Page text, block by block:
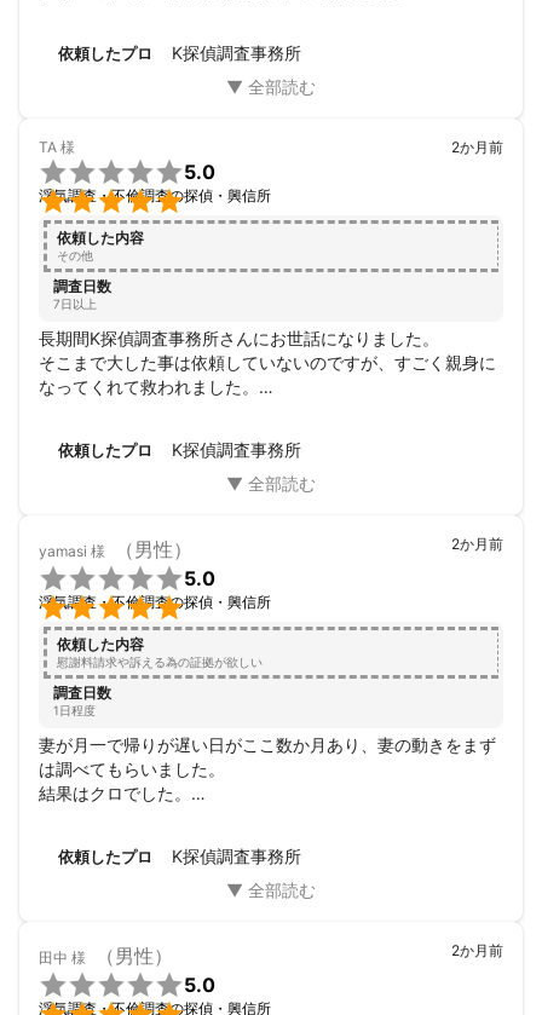
依頼したプロ K探偵調査事務所
TA 様


5.0
浮気調査・不倫調査の探偵・興信所
2か月前
依頼した内容
その他
調査日数
7日以上
長期間K探偵調査事務所さんにお世話になりました。
そこまで大した事は依頼していないのですが、すごく親身に
なってくれて救われました。
ありがとうございました。
依頼したプロ K探偵調査事務所
yamasi 様 （男性）


5.0
浮気調査・不倫調査の探偵・興信所
2か月前
依頼した内容
慰謝料請求や訴える為の証拠が欲しい
調査日数
1日程度
妻が月一で帰りが遅い日がここ数か月あり、妻の動きをまず
は調べてもらいました。
結果はクロでした。
が良い方法を提示してくれて心から救われました。
来月も動きがあるのでまた依頼します。
依頼したプロ K探偵調査事務所
田中 様 （男性）
5.0
浮気調査・不倫調査の探偵・興信所
2か月前